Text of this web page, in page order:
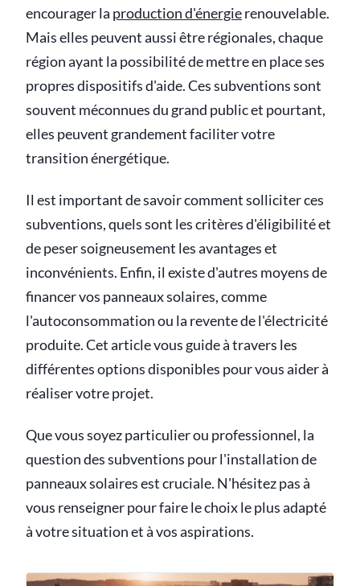
encourager la production d'énergierenouvelable.
Mais elles peuvent aussi être régionales, chaque
région ayant la possibilité de mettre en place ses
propres dispositifs d'aide. Ces subventions sont
souvent méconnues du grand public et pourtant,
elles peuvent grandement faciliter votre
transition énergétique.
Il est important de savoir comment solliciter ces
subventions, quels sont les critères d'éligibilité et
de peser soigneusement les avantages et
inconvénients. Enfin, il existe d'autres moyens de
financer vos panneaux solaires, comme
l'autoconsommation ou la revente de l'électricité
produite. Cet article vous guide à travers les
différentes options disponibles pour vous aider à
réaliser votre projet.
Que vous soyez particulier ou professionnel, la
question des subventions pour l'installation de
panneaux solaires est cruciale. N'hésitez pas à
vous renseigner pour faire le choix le plus adapté
à votre situation et à vos aspirations.